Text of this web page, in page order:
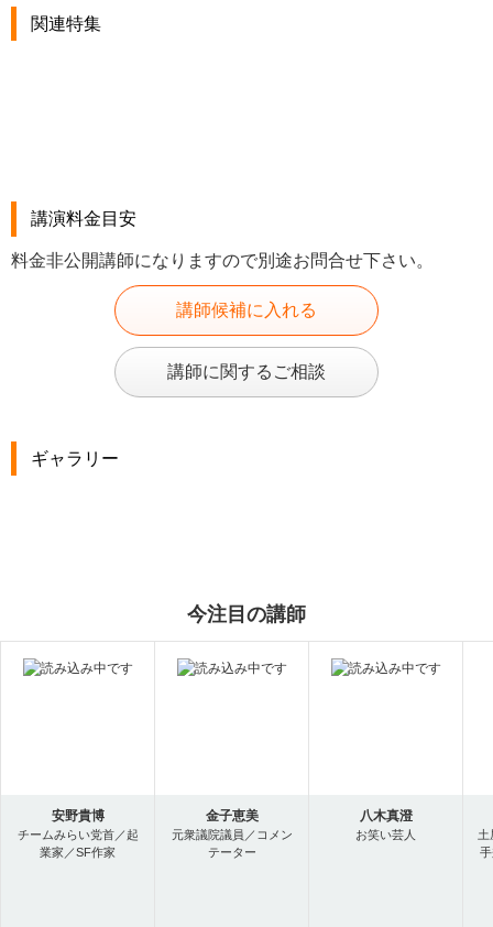
関連特集
講演料金目安
料金非公開講師になりますので別途お問合せ下さい。
講師候補に入れる
講師に関するご相談
ギャラリー
今注目の講師
安野貴博
チームみらい党首／起
業家／SF作家
金子恵美
元衆議院議員／コメン
テーター
八木真澄
お笑い芸人
土